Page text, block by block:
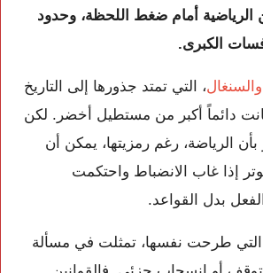
الرياضية أمام ضغط اللحظة، وحدود
الكبرى.
، التي تمتد جذورها إلى التاريخ
كانت دائماً أكبر من مستطيل أخضر. لكن
بأن الرياضة، رغم رمزيتها، يمكن أن
إذا غاب الانضباط واحتكمت
بدل القواعد.
التي طرحت نفسها، تمثلت في مسألة